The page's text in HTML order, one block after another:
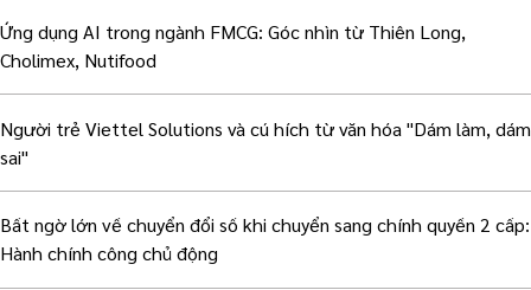
Ứng dụng AI trong ngành FMCG: Góc nhìn từ Thiên Long,
Cholimex, Nutifood
Người trẻ Viettel Solutions và cú hích từ văn hóa "Dám làm, dám
sai"
Bất ngờ lớn về chuyển đổi số khi chuyển sang chính quyền 2 cấp:
Hành chính công chủ động